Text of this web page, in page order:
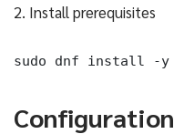
2. Install prerequisites
sudo dnf install -